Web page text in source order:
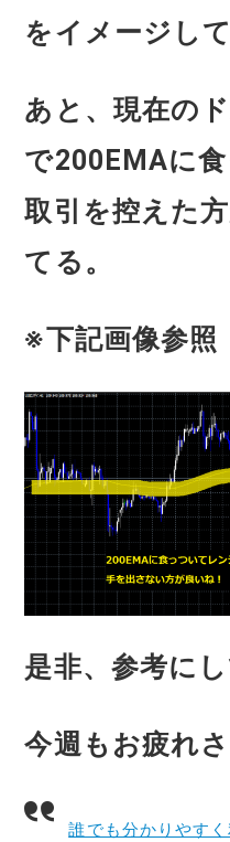
をイメージして
あと、現在の
で200EMAに
取引を控えた
てる。
※下記画像参照
是非、参考に
今週もお疲れ
誰でも分かりやす